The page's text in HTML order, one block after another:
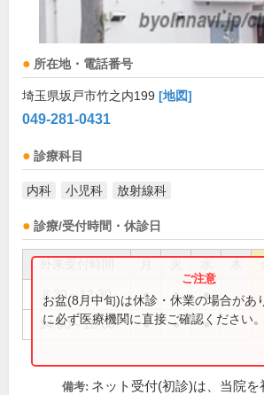
所在地・電話番号
埼玉県坂戸市竹之内199 [地図]
049-281-0431
診療科目
内科 小児科 放射線科
診療/受付時間・休診日
8:30～12:30 ● ● ●
14:00～16:00 ● ● ●
お盆(8月中旬)は休診・休業の場合があ
に必ず医療機関に直接ご確認ください。
備考: ネット受付(初診)は、当院を